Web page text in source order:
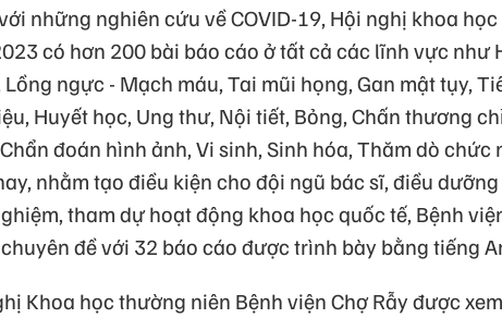
những nghiên cứu về COVID-19, Hội nghị khoa
có hơn 200 bài báo cáo ở tất cả các lĩnh vực như
Lồng ngực - Mạch máu, Tai mũi họng, Gan mật tụy,
Huyết học, Ung thư, Nội tiết, Bỏng, Chấn thương
đoán hình ảnh, Vi sinh, Sinh hóa, Thăm dò chức
nhằm tạo điều kiện cho đội ngũ bác sĩ, điều
tham dự hoạt động khoa học quốc tế, Bệnh
đề với 32 báo cáo được trình bày bằng tiếng
Khoa học thường niên Bệnh viện Chợ Rẫy được